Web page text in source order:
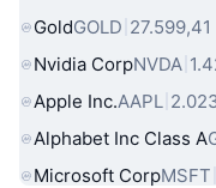
GoldGOLD 27.599,41
Nvidia CorpNVDA
Apple Inc.AAPL
Alphabet Inc Class A
Microsoft CorpMSFT